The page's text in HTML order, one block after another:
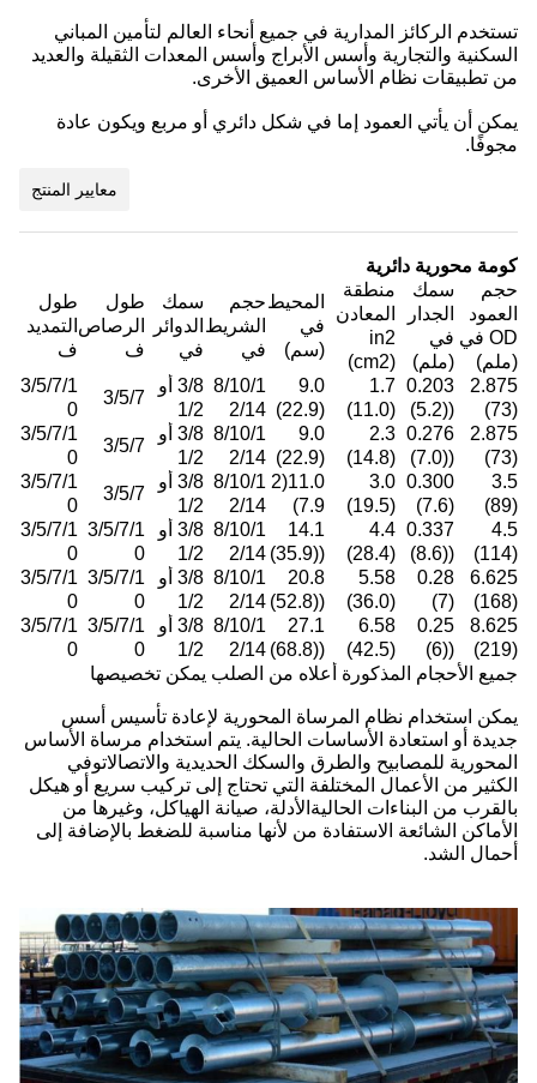
تستخدم الركائز المدارية في جميع أنحاء العالم لتأمين المباني
السكنية والتجارية وأسس الأبراج وأسس المعدات الثقيلة والعديد
من تطبيقات نظام الأساس العميق الأخرى.
يمكن أن يأتي العمود إما في شكل دائري أو مربع ويكون عادة
مجوفًا.
معايير المنتج
كومة محورية دائرية
حجم
العمود
OD في
(ملم)
سمك
الجدار
في
(ملم)
منطقة
المعادن
in2
(cm2)
المحيط
في
(سم)
حجم
الشريط
في
سمك
الدوائر
في
طول
الرصاص
ف
طول
التمديد
ف
2.875
(73)
0.203
((5.2)
1.7
(11.0)
9.0
(22.9)
8/10/1
2/14
3/8 أو
1/2
3/5/7
3/5/7/1
0
2.875
(73)
0.276
((7.0)
2.3
(14.8)
9.0
(22.9)
8/10/1
2/14
3/8 أو
1/2
3/5/7
3/5/7/1
0
3.5
(89)
0.300
(7.6)
3.0
(19.5)
11.0(2
7.9)
8/10/1
2/14
3/8 أو
1/2
3/5/7
3/5/7/1
0
4.5
(114)
0.337
((8.6)
4.4
(28.4)
14.1
((35.9)
8/10/1
2/14
3/8 أو
1/2
3/5/7/1
0
3/5/7/1
0
6.625
(168)
0.28
(7)
5.58
(36.0)
20.8
((52.8)
8/10/1
2/14
3/8 أو
1/2
3/5/7/1
0
3/5/7/1
0
8.625
(219)
0.25
((6)
6.58
(42.5)
27.1
((68.8)
8/10/1
2/14
3/8 أو
1/2
3/5/7/1
0
3/5/7/1
0
جميع الأحجام المذكورة أعلاه من الصلب يمكن تخصيصها
يمكن استخدام نظام المرساة المحورية لإعادة تأسيس أسس
جديدة أو استعادة الأساسات الحالية. يتم استخدام مرساة الأساس
المحورية للمصابيح والطرق والسكك الحديدية والاتصالاتوفي
الكثير من الأعمال المختلفة التي تحتاج إلى تركيب سريع أو هيكل
بالقرب من البناءات الحاليةالأدلة، صيانة الهياكل، وغيرها من
الأماكن الشائعة الاستفادة من لأنها مناسبة للضغط بالإضافة إلى
أحمال الشد.